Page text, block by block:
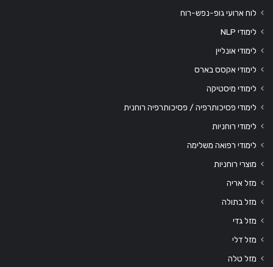
לוח ארועי גופ-נפש-רוח
לימודי NLP
לימודי אונליין
לימודי אקסס בארס
לימודי מיסטיקה
לימודי פסיכותרפיה / פסיכותרפיה רוחנית
לימודי רוחניות
לימודי רפואה משלימה
מוצרי רוחניות
מזל אריה
מזל בתולה
מזל גדי
מזל דלי
מזל טלה